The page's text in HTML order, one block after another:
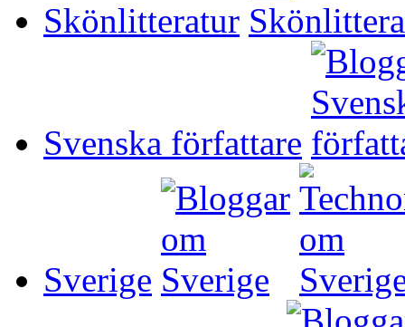
Skönlitteratur
Svenska författare
Sverige